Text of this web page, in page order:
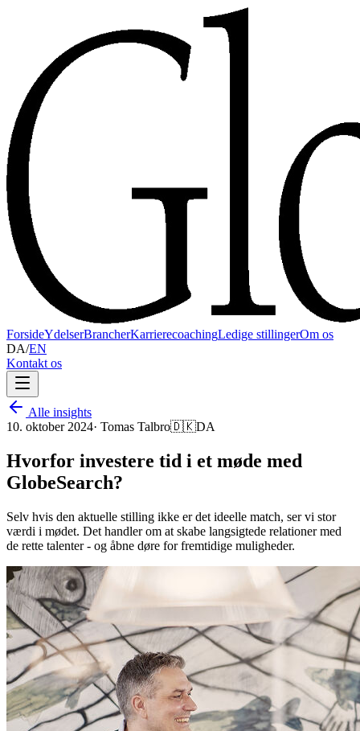
ForsideYdelserBrancherKarrierecoachingLedige stillingerOm os
DA/EN
Kontakt os
Alle insights
10. oktober 2024· Tomas Talbro🇩🇰DA
Hvorfor investere tid i et møde med
GlobeSearch?
Selv hvis den aktuelle stilling ikke er det ideelle match, ser vi stor
værdi i mødet. Det handler om at skabe langsigtede relationer med
de rette talenter - og åbne døre for fremtidige muligheder.